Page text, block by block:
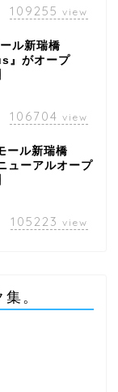
109255 view
ル新瑞橋
』がオープ
106704 view
ール新瑞橋
ューアルオープ
105223 view
。